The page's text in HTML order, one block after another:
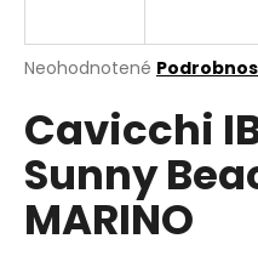
Priemerné
produktu
je
0,0
z
5
hviezdičiek.
Neohodnotené
Cavicchi
Sunny
MARINO
j
ť
?